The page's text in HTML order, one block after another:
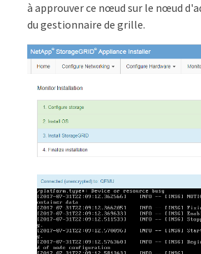
à approuver ce nœud sur le nœud
du gestionnaire de grille.